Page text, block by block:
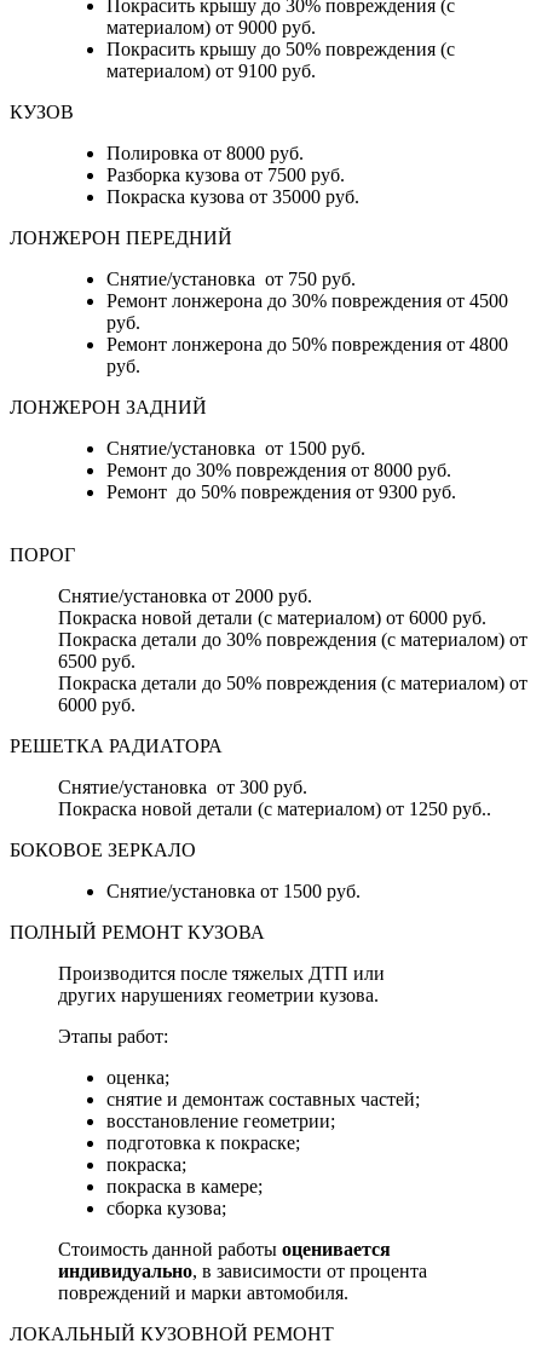
Покрасить крышу до 30% повреждения (с
материалом) от 9000 руб.
Покрасить крышу до 50% повреждения (с
материалом) от 9100 руб.
КУЗОВ
Полировка от 8000 руб.
Разборка кузова от 7500 руб.
Покраска кузова от 35000 руб.
ЛОНЖЕРОН ПЕРЕДНИЙ
Снятие/установка от 750 руб.
Ремонт лонжерона до 30% повреждения от 4500
руб.
Ремонт лонжерона до 50% повреждения от 4800
руб.
ЛОНЖЕРОН ЗАДНИЙ
Снятие/установка от 1500 руб.
Ремонт до 30% повреждения от 8000 руб.
Ремонт до 50% повреждения от 9300 руб.
ПОРОГ
Снятие/установка от 2000 руб.
Покраска новой детали (с материалом) от 6000 руб.
Покраска детали до 30% повреждения (с материалом) от
6500 руб.
Покраска детали до 50% повреждения (с материалом) от
6000 руб.
РЕШЕТКА РАДИАТОРА
Снятие/установка от 300 руб.
Покраска новой детали (с материалом) от 1250 руб..
БОКОВОЕ ЗЕРКАЛО
Снятие/установка от 1500 руб.
ПОЛНЫЙ РЕМОНТ КУЗОВА
Производится после тяжелых ДТП или
других нарушениях геометрии кузова.
Этапы работ:
оценка;
снятие и демонтаж составных частей;
восстановление геометрии;
подготовка к покраске;
покраска;
покраска в камере;
сборка кузова;
Стоимость данной работы оценивается
индивидуально, в зависимости от процента
повреждений и марки автомобиля.
ЛОКАЛЬНЫЙ КУЗОВНОЙ РЕМОНТ